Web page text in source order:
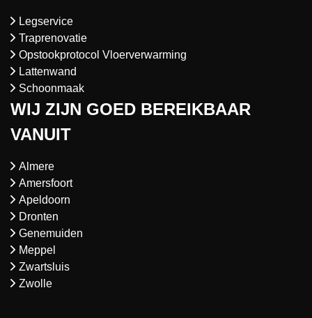
Legservice
Traprenovatie
Opstookprotocol Vloerverwarming
Lattenwand
Schoonmaak
WIJ ZIJN GOED BEREIKBAAR
VANUIT
Almere
Amersfoort
Apeldoorn
Dronten
Genemuiden
Meppel
Zwartsluis
Zwolle